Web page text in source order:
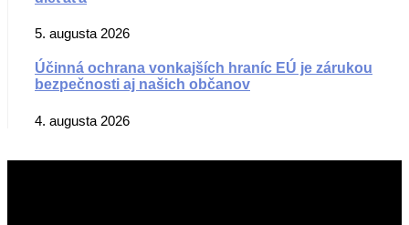
5. augusta 2026
Účinná ochrana vonkajších hraníc EÚ je zárukou
bezpečnosti aj našich občanov
4. augusta 2026